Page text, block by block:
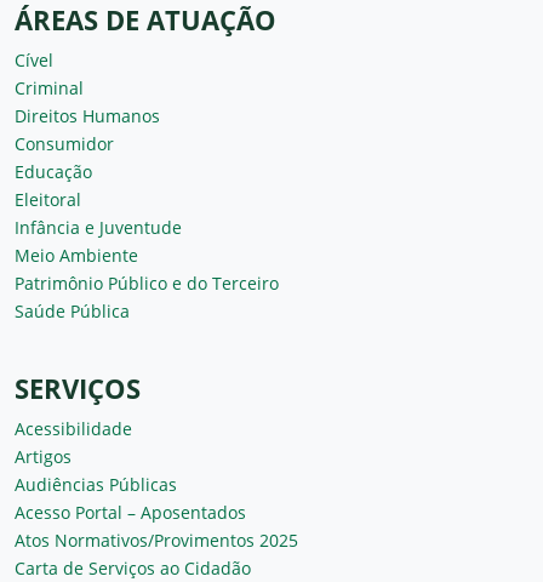
ÁREAS DE ATUAÇÃO
Cível
Criminal
Direitos Humanos
Consumidor
Educação
Eleitoral
Infância e Juventude
Meio Ambiente
Patrimônio Público e do Terceiro
Saúde Pública
SERVIÇOS
Acessibilidade
Artigos
Audiências Públicas
Acesso Portal – Aposentados
Atos Normativos/Provimentos 2025
Carta de Serviços ao Cidadão